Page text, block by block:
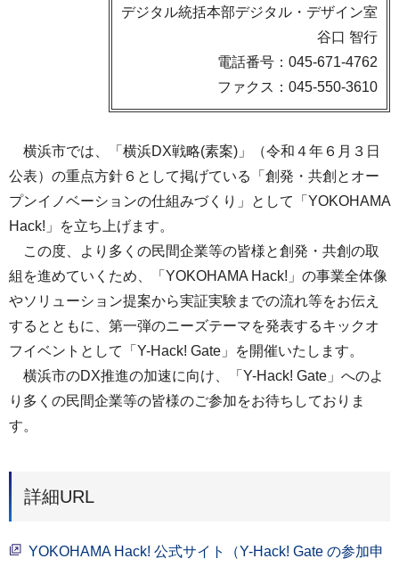
デジタル統括本部デジタル・デザイン室
谷口 智行
電話番号：045-671-4762
ファクス：045-550-3610
横浜市では、「横浜DX戦略(素案)」（令和４年６月３日
公表）の重点方針６として掲げている「創発・共創とオー
プンイノベーションの仕組みづくり」として「YOKOHAMA
Hack!」を立ち上げます。
この度、より多くの民間企業等の皆様と創発・共創の取
組を進めていくため、「YOKOHAMA Hack!」の事業全体像
やソリューション提案から実証実験までの流れ等をお伝え
するとともに、第一弾のニーズテーマを発表するキックオ
フイベントとして「Y-Hack! Gate」を開催いたします。
横浜市のDX推進の加速に向け、「Y-Hack! Gate」へのよ
り多くの民間企業等の皆様のご参加をお待ちしておりま
す。
詳細URL
YOKOHAMA Hack! 公式サイト（Y-Hack! Gate の参加申